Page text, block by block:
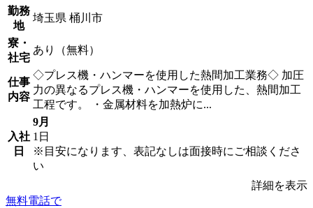
勤務
地
埼玉県 桶川市
寮・
社宅
あり（無料）
仕事
内容
◇プレス機・ハンマーを使用した熱間加工業務◇ 加圧
力の異なるプレス機・ハンマーを使用した、熱間加工
工程です。 ・金属材料を加熱炉に...
入社
日
9月
1日
※目安になります、表記なしは面接時にご相談くださ
い
詳細を表示
無料電話で